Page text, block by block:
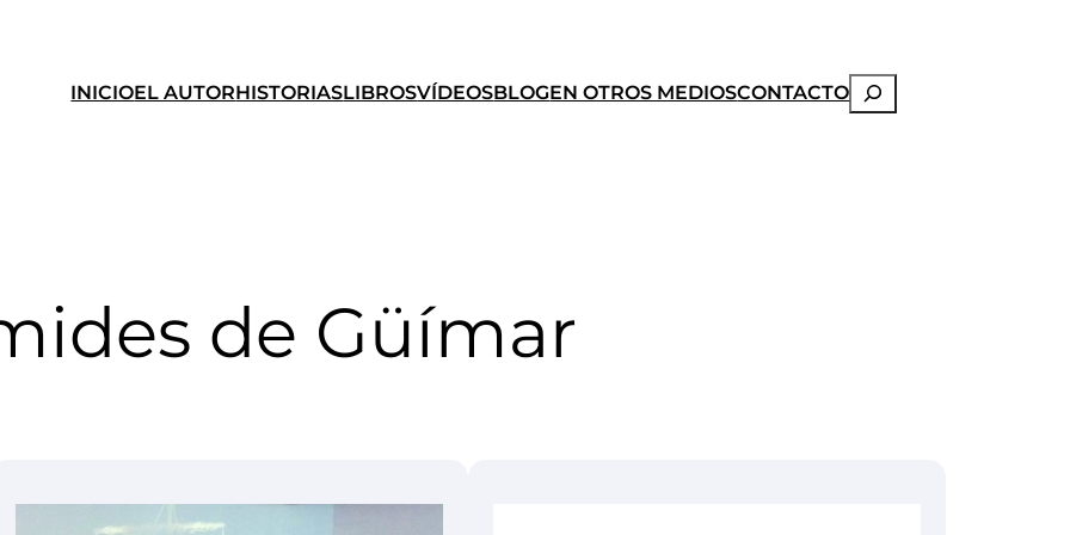
INICIOEL AUTORHISTORIASLIBROSVÍDEOSBLOGEN OTROS MEDIOSCONTACTOBuscar
de Güímar